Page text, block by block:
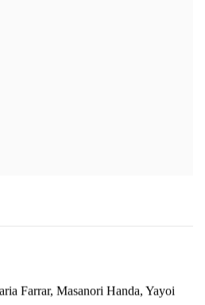
Farrar, Masanori Handa, Yayoi